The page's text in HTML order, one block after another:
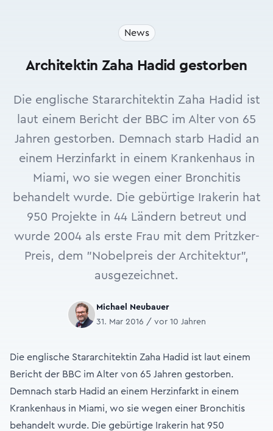
News
Architektin Zaha Hadid gestorben
Die englische Stararchitektin Zaha Hadid ist
laut einem Bericht der BBC im Alter von 65
Jahren gestorben. Demnach starb Hadid an
einem Herzinfarkt in einem Krankenhaus in
Miami, wo sie wegen einer Bronchitis
behandelt wurde. Die gebürtige Irakerin hat
950 Projekte in 44 Ländern betreut und
wurde 2004 als erste Frau mit dem Pritzker-
Preis, dem "Nobelpreis der Architektur",
ausgezeichnet.
Michael Neubauer
31. Mar 2016 / vor 10 Jahren
Die englische Stararchitektin Zaha Hadid ist laut einem
Bericht der BBC im Alter von 65 Jahren gestorben.
Demnach starb Hadid an einem Herzinfarkt in einem
Krankenhaus in Miami, wo sie wegen einer Bronchitis
behandelt wurde. Die gebürtige Irakerin hat 950